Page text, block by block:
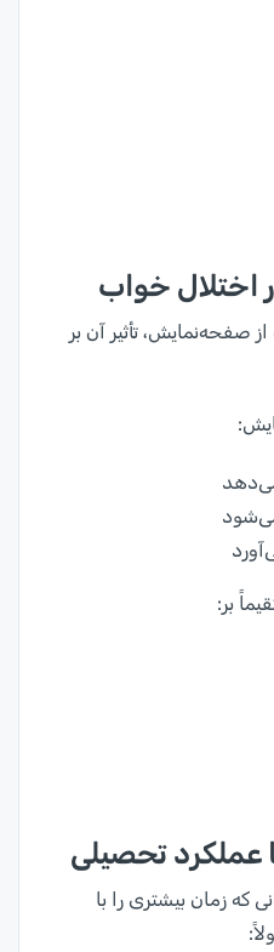
اختلال خواب
صفحه‌نمایش، تأثیر آن بر
بر:
عملکرد تحصیلی
زمان بیشتری را با